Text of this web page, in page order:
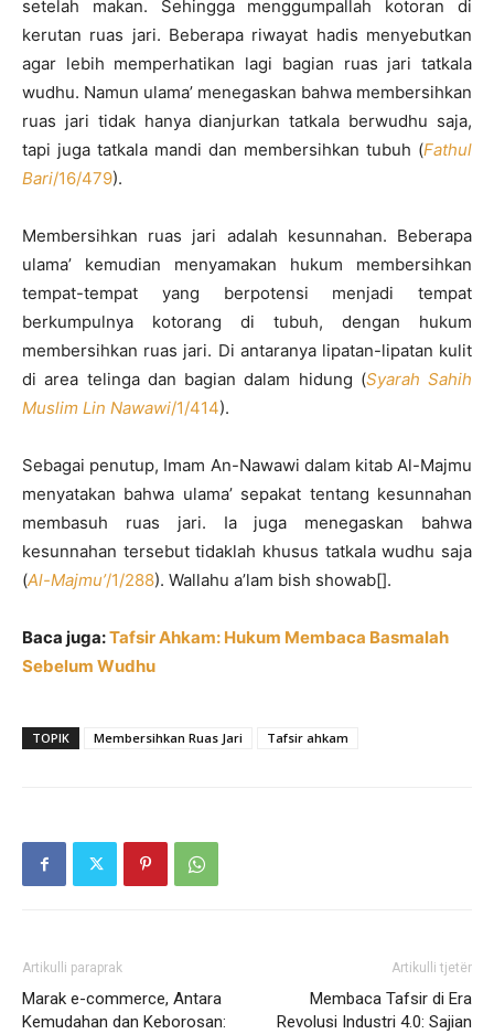
setelah makan. Sehingga menggumpallah kotoran di
kerutan ruas jari. Beberapa riwayat hadis menyebutkan
agar lebih memperhatikan lagi bagian ruas jari tatkala
wudhu. Namun ulama’ menegaskan bahwa membersihkan
ruas jari tidak hanya dianjurkan tatkala berwudhu saja,
tapi juga tatkala mandi dan membersihkan tubuh (Fathul
Bari/16/479).
Membersihkan ruas jari adalah kesunnahan. Beberapa
ulama’ kemudian menyamakan hukum membersihkan
tempat-tempat yang berpotensi menjadi tempat
berkumpulnya kotorang di tubuh, dengan hukum
membersihkan ruas jari. Di antaranya lipatan-lipatan kulit
di area telinga dan bagian dalam hidung (Syarah Sahih
Muslim Lin Nawawi/1/414).
Sebagai penutup, Imam An-Nawawi dalam kitab Al-Majmu
menyatakan bahwa ulama’ sepakat tentang kesunnahan
membasuh ruas jari. Ia juga menegaskan bahwa
kesunnahan tersebut tidaklah khusus tatkala wudhu saja
(Al-Majmu’/1/288). Wallahu a’lam bish showab[].
Baca juga:Tafsir Ahkam: Hukum Membaca Basmalah
Sebelum Wudhu
TOPIK Membersihkan Ruas Jari Tafsir ahkam
Artikulli paraprak
Marak e-commerce, Antara
Kemudahan dan Keborosan:
Artikulli tjetër
Membaca Tafsir di Era
Revolusi Industri 4.0: Sajian